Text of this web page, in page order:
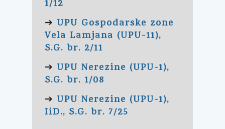
1/12
➔ UPU Gospodarske zone
Vela Lamjana (UPU-11),
S.G. br. 2/11
➔ UPU Nerezine (UPU-1),
S.G. br. 1/08
➔ UPU Nerezine (UPU-1),
IiD., S.G. br. 7/25